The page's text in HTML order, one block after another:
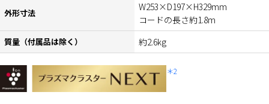
外形寸法
W253×D197×H329mm
コードの長さ約1.8m
質量（付属品は除く） 約2.6kg
＊2